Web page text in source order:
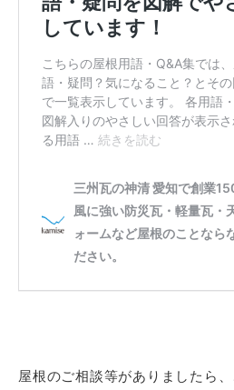
屋根のご相談等がありましたら、